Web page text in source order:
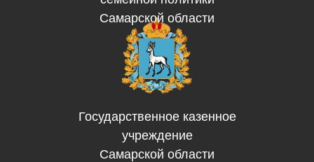
Самарской области
Государственное казенное
учреждение
Самарской области